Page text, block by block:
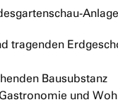
Anlage
tragenden
Bausubstanz
und